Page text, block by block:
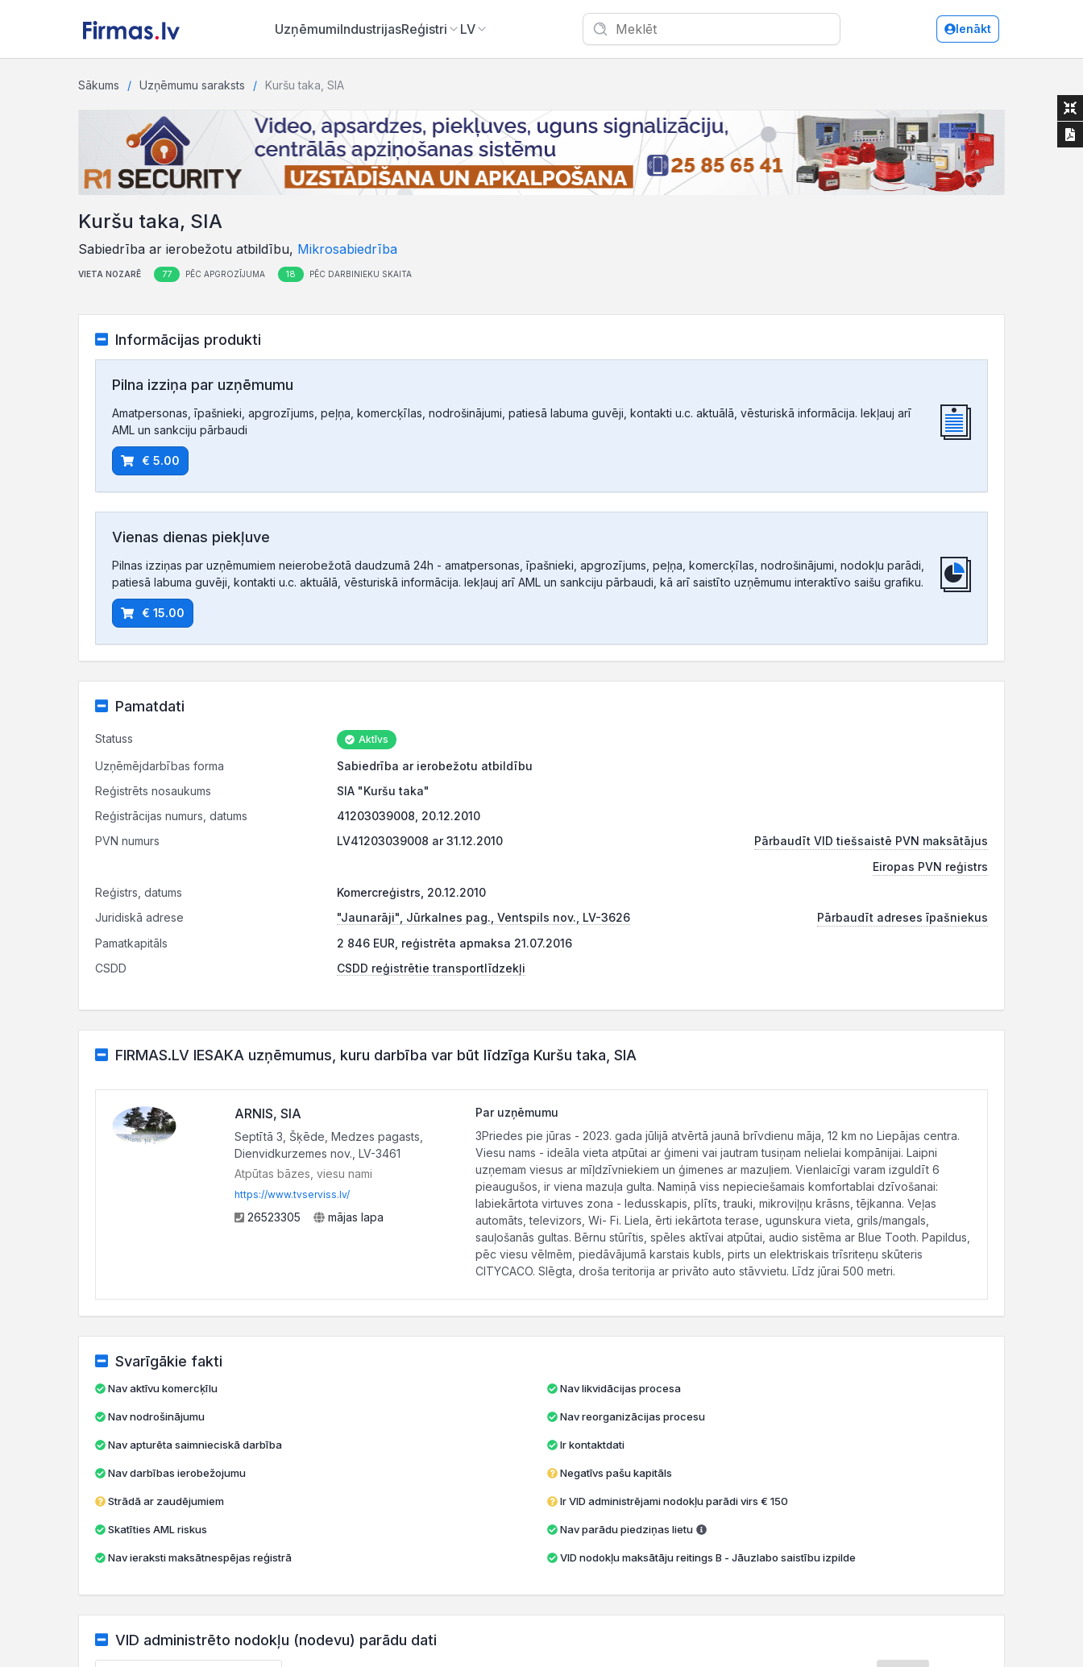
UzņēmumiIndustrijasReģistri LV Ienākt
Sākums Uzņēmumu saraksts Kuršu taka, SIA
Kuršu taka, SIA
Sabiedrība ar ierobežotu atbildību, Mikrosabiedrība
VIETA NOZARĒ 77 PĒC APGROZĪJUMA 18 PĒC DARBINIEKU SKAITA
Informācijas produkti
Pilna izziņa par uzņēmumu
Amatpersonas, īpašnieki, apgrozījums, peļņa, komercķīlas, nodrošinājumi, patiesā labuma guvēji, kontakti u.c. aktuālā, vēsturiskā informācija. Iekļauj arī
AML un sankciju pārbaudi
€ 5.00
Vienas dienas piekļuve
Pilnas izziņas par uzņēmumiem neierobežotā daudzumā 24h - amatpersonas, īpašnieki, apgrozījums, peļņa, komercķīlas, nodrošinājumi, nodokļu parādi,
patiesā labuma guvēji, kontakti u.c. aktuālā, vēsturiskā informācija. Iekļauj arī AML un sankciju pārbaudi, kā arī saistīto uzņēmumu interaktīvo saišu grafiku.
€ 15.00
Pamatdati
Statuss Aktīvs
Uzņēmējdarbības forma
Sabiedrība ar ierobežotu atbildību
Reģistrēts nosaukums
SIA "Kuršu taka"
Reģistrācijas numurs, datums
41203039008, 20.12.2010
PVN numurs
LV41203039008 ar 31.12.2010
Pārbaudīt VID tiešsaistē PVN maksātājus
Eiropas PVN reģistrs
Reģistrs, datums
Komercreģistrs, 20.12.2010
Juridiskā adrese
"Jaunarāji", Jūrkalnes pag., Ventspils nov., LV-3626
Pārbaudīt adreses īpašniekus
Pamatkapitāls
2 846 EUR, reģistrēta apmaksa 21.07.2016
CSDD
CSDD reģistrētie transportlīdzekļi
FIRMAS.LV IESAKA uzņēmumus, kuru darbība var būt līdzīga Kuršu taka, SIA
ARNIS, SIA
Septītā 3, Šķēde, Medzes pagasts,
Dienvidkurzemes nov., LV-3461
Atpūtas bāzes, viesu nami
https://www.tvserviss.lv/
26523305 mājas lapa
Par uzņēmumu
3Priedes pie jūras - 2023. gada jūlijā atvērtā jaunā brīvdienu māja, 12 km no Liepājas centra.
Viesu nams - ideāla vieta atpūtai ar ģimeni vai jautram tusiņam nelielai kompānijai. Laipni
uzņemam viesus ar mīļdzīvniekiem un ģimenes ar mazuļiem. Vienlaicīgi varam izguldīt 6
pieaugušos, ir viena mazuļa gulta. Namiņā viss nepieciešamais komfortablai dzīvošanai:
labiekārtota virtuves zona - ledusskapis, plīts, trauki, mikroviļņu krāsns, tējkanna. Veļas
automāts, televizors, Wi- Fi. Liela, ērti iekārtota terase, ugunskura vieta, grils/mangals,
sauļošanās gultas. Bērnu stūrītis, spēles aktīvai atpūtai, audio sistēma ar Blue Tooth. Papildus,
pēc viesu vēlmēm, piedāvājumā karstais kubls, pirts un elektriskais trīsriteņu skūteris
CITYCACO. Slēgta, droša teritorija ar privāto auto stāvvietu. Līdz jūrai 500 metri.
Svarīgākie fakti
Nav aktīvu komercķīlu
Nav nodrošinājumu
Nav apturēta saimnieciskā darbība
Nav darbības ierobežojumu
Strādā ar zaudējumiem
Skatīties AML riskus
Nav ieraksti maksātnespējas reģistrā
Nav likvidācijas procesa
Nav reorganizācijas procesu
Ir kontaktdati
Negatīvs pašu kapitāls
Ir VID administrējami nodokļu parādi virs € 150
Nav parādu piedziņas lietu
VID nodokļu maksātāju reitings B - Jāuzlabo saistību izpilde
VID administrēto nodokļu (nodevu) parādu dati